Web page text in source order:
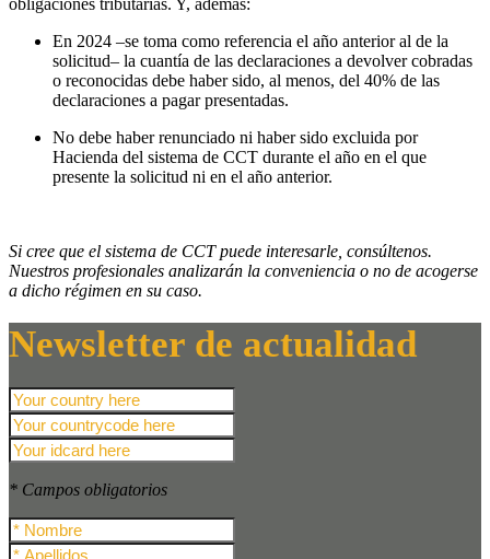
En 2024 –se toma como referencia el año anterior al de la
solicitud– la cuantía de las declaraciones a devolver cobradas
o reconocidas debe haber sido, al menos, del 40% de las
declaraciones a pagar presentadas.
No debe haber renunciado ni haber sido excluida por
Hacienda del sistema de CCT durante el año en el que
presente la solicitud ni en el año anterior.
Si cree que el sistema de CCT puede interesarle, consúltenos.
Nuestros profesionales analizarán la conveniencia o no de acogerse
a dicho régimen en su caso.
Newsletter de actualidad
* Campos obligatorios